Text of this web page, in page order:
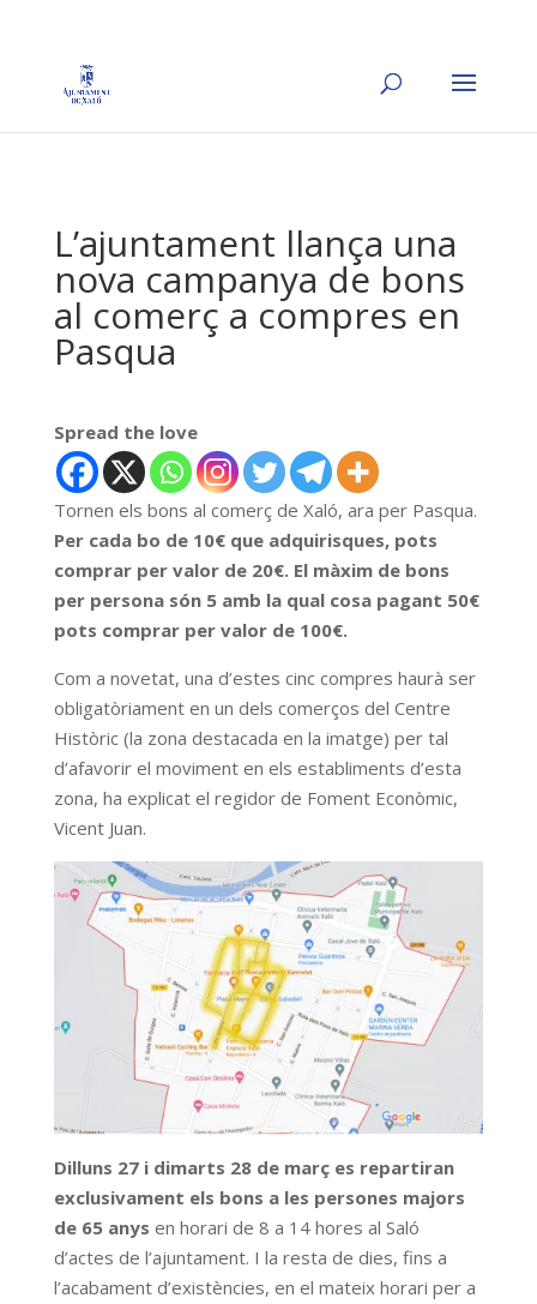
L’ajuntament llança una
nova campanya de bons
al comerç a compres en
Pasqua
Spread the love
Tornen els bons al comerç de Xaló, ara per Pasqua.
Per cada bo de 10€ que adquirisques, pots
comprar per valor de 20€. El màxim de bons
per persona són 5 amb la qual cosa pagant 50€
pots comprar per valor de 100€.
Com a novetat, una d’estes cinc compres haurà ser
obligatòriament en un dels comerços del Centre
Històric (la zona destacada en la imatge) per tal
d’afavorir el moviment en els establiments d’esta
zona, ha explicat el regidor de Foment Econòmic,
Vicent Juan.
Dilluns 27 i dimarts 28 de març es repartiran
exclusivament els bons a les persones majors
de 65 anys en horari de 8 a 14 hores al Saló
d’actes de l’ajuntament. I la resta de dies, fins a
l’acabament d’existències, en el mateix horari per a